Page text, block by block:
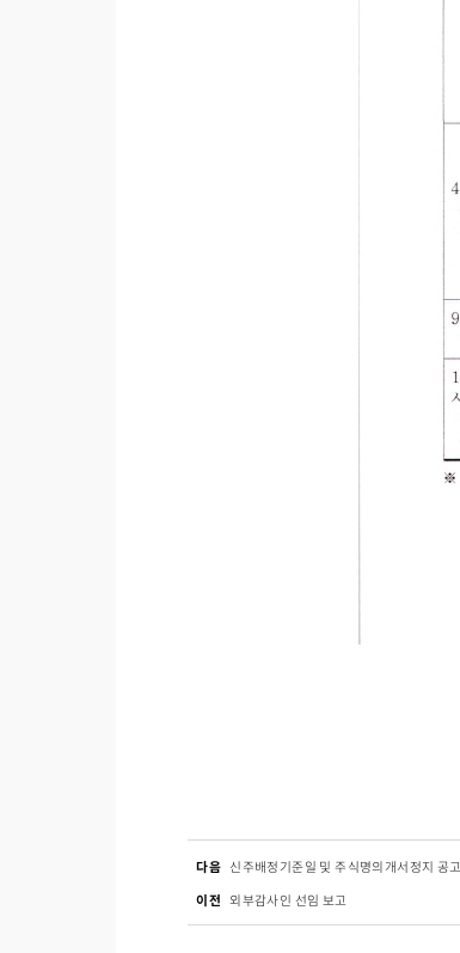
다음 신주배정기준일 및 주식명의개서정지 공고
이전외부감사인 선임 보고